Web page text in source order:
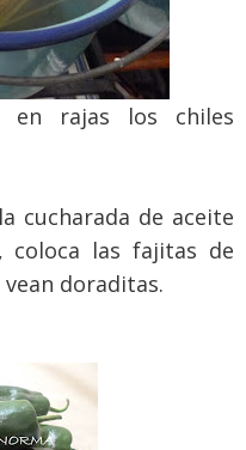
en rajas los chiles
cucharada de aceite
las fajitas de
doraditas.